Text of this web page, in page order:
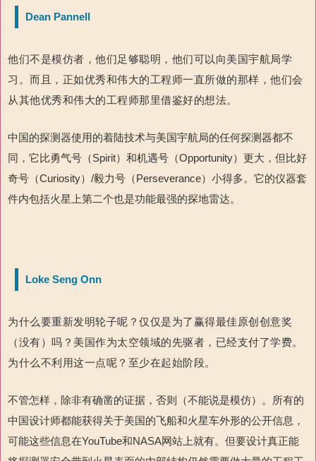
Dean Pannell
他们不是模仿者，他们足够聪明，他们可以向美国宇航局学
习。而且，正如优秀和伟大的工程师一直所做的那样，他们会
从其他优秀和伟大的工程师那里借鉴好的想法。
中国的探测器使用的着陆技术与美国宇航局的任何探测器都不
同，它比勇气号（Spirit）和机遇号（Opportunity）更大，但比好
奇号（Curiosity）/毅力号（Perseverance）小得多。它的仪器套
件内包括火星上第二个也是功能最强的探地雷达。
Loke Seng Onn
为什么要重新发明轮子呢？仅仅是为了赢得最佳原创创意奖
（没有）吗？美国作为太空领域的先驱者，已经支付了学费。
为什么不利用这一点呢？至少在起始阶段。
不管怎样，除非有确凿的证据，否则（不能说是模仿）。所有的
中国设计师都能获得关于美国的飞船和火星车外形的公开信息，
可能这些信息在YouTube和NASA网站上就有。但要设计真正能